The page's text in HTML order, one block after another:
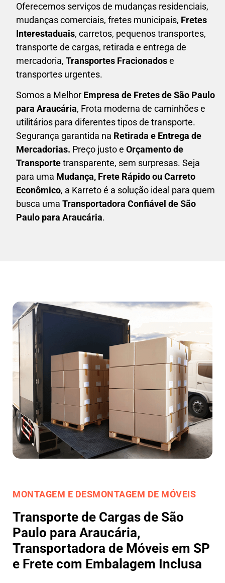
Oferecemos serviços de mudanças residenciais,
mudanças comerciais, fretes municipais, Fretes
Interestaduais, carretos, pequenos transportes,
transporte de cargas, retirada e entrega de
mercadoria, Transportes Fracionadose
transportes urgentes.
Somos a Melhor Empresa de Fretesde São Paulo
para Araucária, Frota moderna de caminhões e
utilitários para diferentes tipos de transporte.
Segurança garantida na Retirada e Entrega de
Mercadorias. Preço justo e Orçamento de
Transportetransparente, sem surpresas. Seja
para uma Mudança, Frete Rápido ou Carreto
Econômico, a Karretoé a solução ideal para quem
busca uma Transportadora Confiável de São
Paulo para Araucária.
MONTAGEM E DESMONTAGEM DE MÓVEIS
Transporte de Cargas de São
Paulo para Araucária,
Transportadora de Móveis em SP
e Frete com Embalagem Inclusa